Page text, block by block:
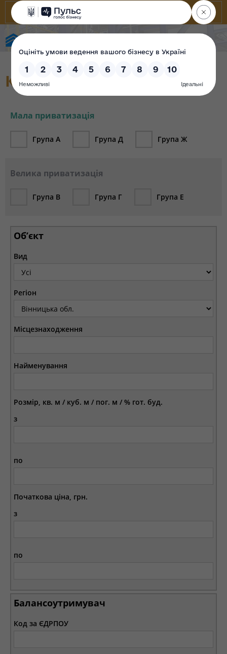
Каталог об`єктів (архів)
Мала приватизація
Група А Група Д Група Ж
Велика приватизація
Група В Група Г Група Е
Об’єкт
Вид
Регіон
Місцезнаходження
Найменування
Розмір, кв. м / куб. м / пог. м / % гот. буд.
з
по
Початкова ціна, грн.
з
по
Балансоутримувач
Код за ЄДРПОУ